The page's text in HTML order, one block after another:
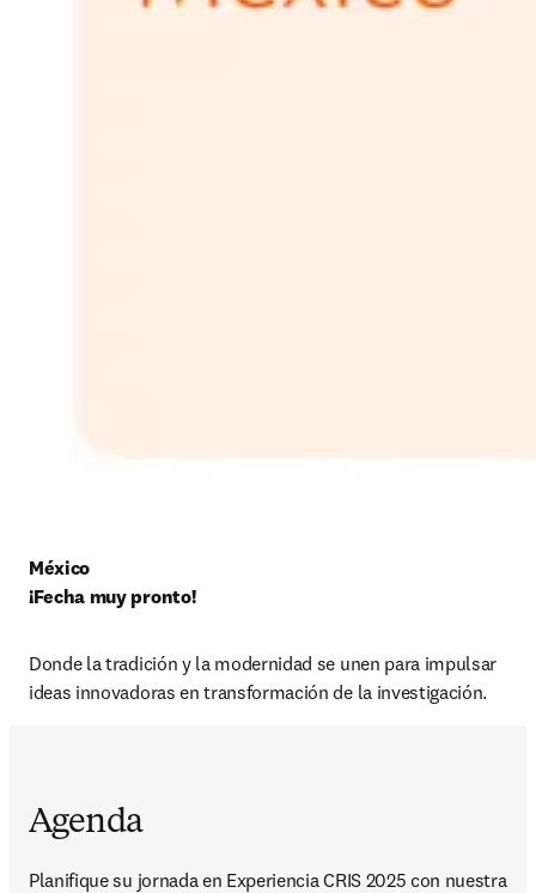
México
¡Fecha muy pronto!
Donde la tradición y la modernidad se unen para impulsar
ideas innovadoras en transformación de la investigación.
Agenda
Planifique su jornada en Experiencia CRIS 2025 con nuestra